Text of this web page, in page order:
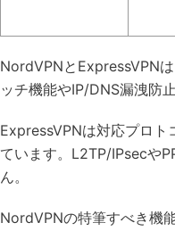
NordVPNとExpressVPN
ッチ機能やIP/DNS漏洩防
ExpressVPNは対応プロト
ています。L2TP/IPsecや
ん。
NordVPNの特筆すべき機